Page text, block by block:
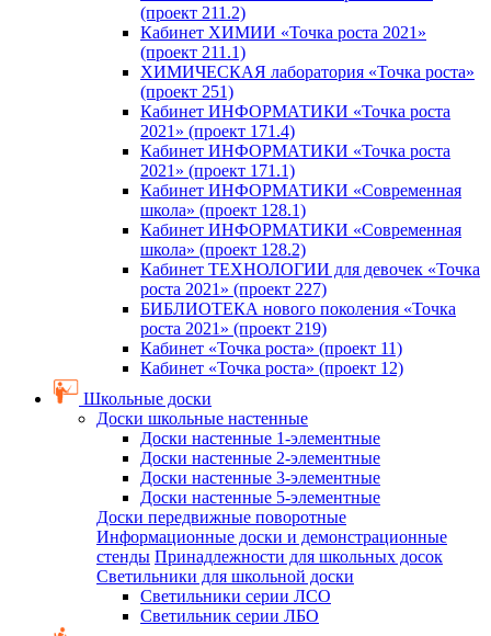
(проект 211.2)
Кабинет ХИМИИ «Точка роста 2021»
(проект 211.1)
ХИМИЧЕСКАЯ лаборатория «Точка роста»
(проект 251)
Кабинет ИНФОРМАТИКИ «Точка роста
2021» (проект 171.4)
Кабинет ИНФОРМАТИКИ «Точка роста
2021» (проект 171.1)
Кабинет ИНФОРМАТИКИ «Современная
школа» (проект 128.1)
Кабинет ИНФОРМАТИКИ «Современная
школа» (проект 128.2)
Кабинет ТЕХНОЛОГИИ для девочек «Точка
роста 2021» (проект 227)
БИБЛИОТЕКА нового поколения «Точка
роста 2021» (проект 219)
Кабинет «Точка роста» (проект 11)
Кабинет «Точка роста» (проект 12)
Школьные доски
Доски школьные настенные
Доски настенные 1-элементные
Доски настенные 2-элементные
Доски настенные 3-элементные
Доски настенные 5-элементные
Доски передвижные поворотные
Информационные доски и демонстрационные
стенды Принадлежности для школьных досок
Светильники для школьной доски
Светильники серии ЛСО
Светильник серии ЛБО